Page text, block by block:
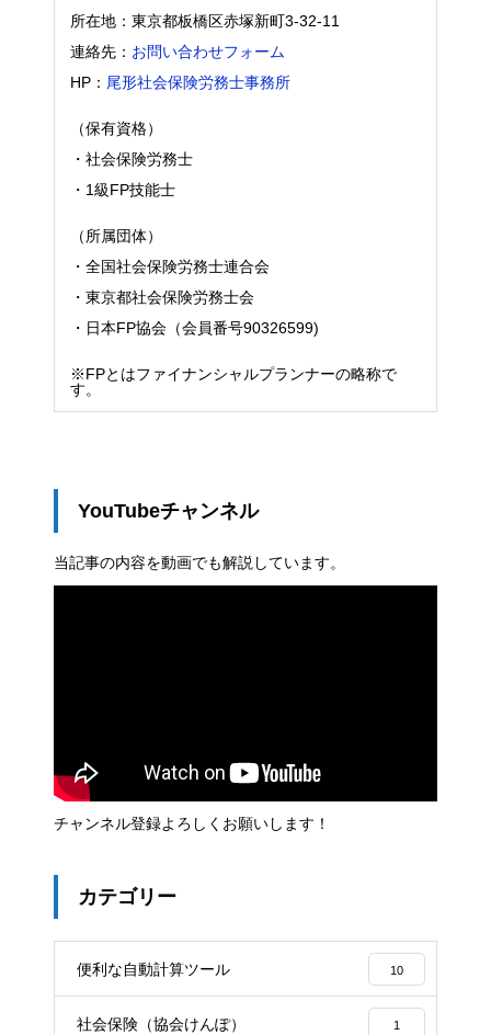
所在地：東京都板橋区赤塚新町3-32-11
連絡先： お問い合わせフォーム
HP： 尾形社会保険労務士事務所
（保有資格）
・社会保険労務士
・1級FP技能士
（所属団体）
・全国社会保険労務士連合会
・東京都社会保険労務士会
・日本FP協会（会員番号90326599)
※FPとはファイナンシャルプランナーの略称で
す。
YouTubeチャンネル
当記事の内容を動画でも解説しています。
チャンネル登録よろしくお願いします！
カテゴリー
便利な自動計算ツール 10
社会保険（協会けんぽ） 1